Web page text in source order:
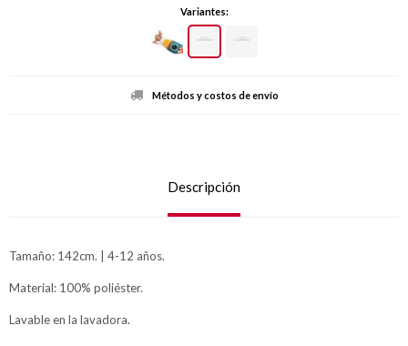
Variantes:
Métodos y costos de envío
Descripción
Tamaño: 142cm. | 4-12 años.
Material: 100% poliéster.
Lavable en la lavadora.